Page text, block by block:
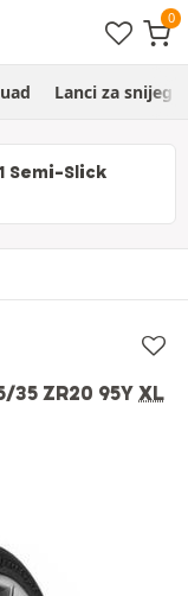
Lanci za snijeg
Semi-Slick
35 ZR20 95Y XL